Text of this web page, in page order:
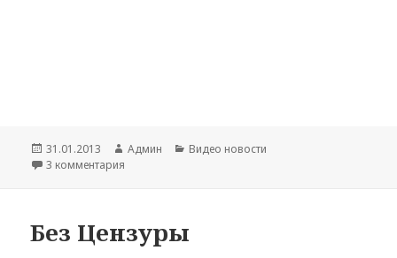
Опубликовано
31.01.2013 Автор
Админ Рубрики
Видео новости
3 комментария
Без Цензуры